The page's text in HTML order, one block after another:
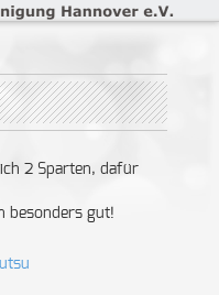
2 Sparten, dafür
besonders gut!